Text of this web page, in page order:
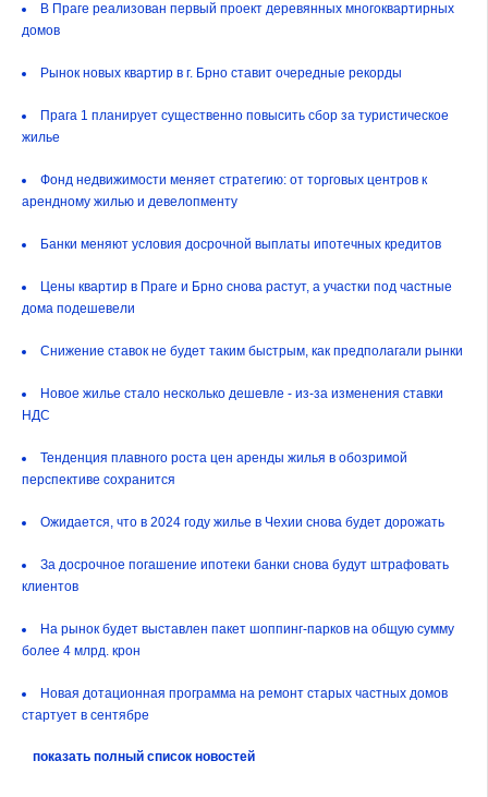
В Праге реализован первый проект деревянных многоквартирных
домов
Рынок новых квартир в г. Брно ставит очередные рекорды
Прага 1 планирует существенно повысить сбор за туристическое
жилье
Фонд недвижимости меняет стратегию: от торговых центров к
арендному жилью и девелопменту
Банки меняют условия досрочной выплаты ипотечных кредитов
Цены квартир в Праге и Брно снова растут, а участки под частные
дома подешевели
Снижение ставок не будет таким быстрым, как предполагали рынки
Новое жилье стало несколько дешевле - из-за изменения ставки
НДС
Тенденция плавного роста цен аренды жилья в обозримой
перспективе сохранится
Ожидается, что в 2024 году жилье в Чехии снова будет дорожать
За досрочное погашение ипотеки банки снова будут штрафовать
клиентов
На рынок будет выставлен пакет шоппинг-парков на общую сумму
более 4 млрд. крон
Новая дотационная программа на ремонт старых частных домов
стартует в сентябре
показать полный список новостей